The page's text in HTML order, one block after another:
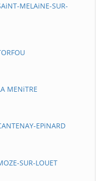
MELAiNE-SUR-
MENiTRE
EPiNARD
SUR-LOUET